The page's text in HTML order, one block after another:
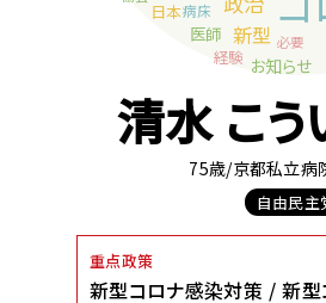
清水 こう
75歳/京都私立病
自由民主
重点政策
新型コロナ感染対策 新型